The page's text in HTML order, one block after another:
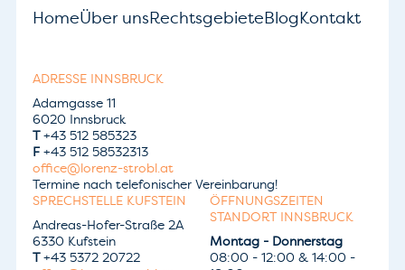
HomeÜber unsRechtsgebieteBlogKontakt
ADRESSE INNSBRUCK
Adamgasse 11
6020 Innsbruck
T+43 512 585323
F+43 512 58532313
office@lorenz-strobl.at
Termine nach telefonischer Vereinbarung!
SPRECHSTELLE KUFSTEIN
Andreas-Hofer-Straße 2A
6330 Kufstein
T+43 5372 20722
ÖFFNUNGSZEITEN
STANDORT INNSBRUCK
Montag - Donnerstag
08:00 - 12:00 & 14:00 -